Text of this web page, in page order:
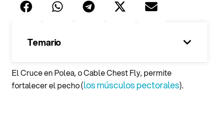
El Cruce en Polea, o Cable Chest Fly, permite
fortalecer el pecho (los músculos pectorales).
100%
Temario